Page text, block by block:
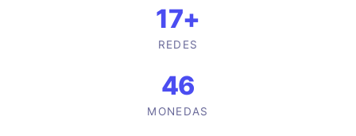
17+
REDES
46
MONEDAS